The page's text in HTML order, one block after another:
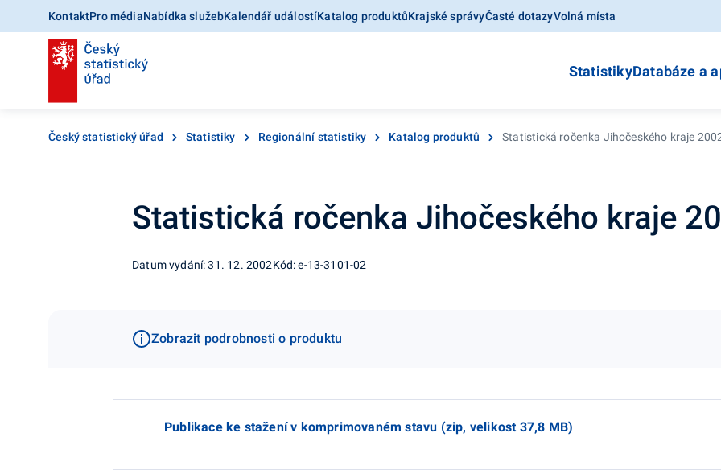
KontaktPro médiaNabídka služebKalendář událostíKatalog produktůKrajské správyČasté dotazyVolná místa
StatistikyDatabáze a
Český statistický úřad Statistiky Regionální statistiky Katalog produktů Statistická ročenka Jihočeského kraje
Statistická ročenka Jihočeského kraje
Datum vydání: 31. 12. 2002Kód: e-13-3101-02
Zobrazit podrobnosti o produktu
Publikace ke stažení v komprimovaném stavu (zip, velikost 37,8 MB)